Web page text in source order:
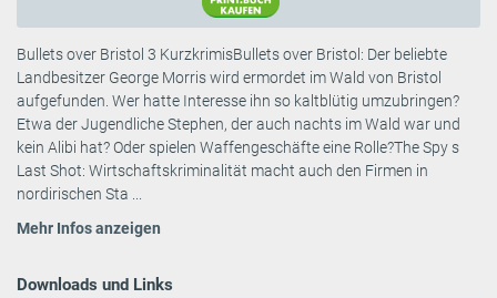
Bullets over Bristol 3 KurzkrimisBullets over Bristol: Der beliebte
Landbesitzer George Morris wird ermordet im Wald von Bristol
aufgefunden. Wer hatte Interesse ihn so kaltblütig umzubringen?
Etwa der Jugendliche Stephen, der auch nachts im Wald war und
kein Alibi hat? Oder spielen Waffengeschäfte eine Rolle?The Spy s
Last Shot: Wirtschaftskriminalität macht auch den Firmen in
nordirischen Sta ...
Mehr Infos anzeigen
Downloads und Links